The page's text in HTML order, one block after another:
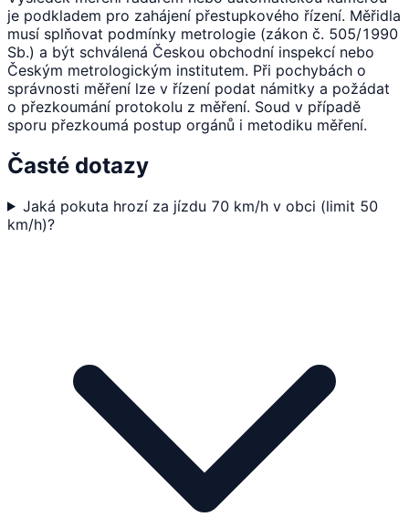
je podkladem pro zahájení přestupkového řízení. Měřidla
musí splňovat podmínky metrologie (zákon č. 505/1990
Sb.) a být schválená Českou obchodní inspekcí nebo
Českým metrologickým institutem. Při pochybách o
správnosti měření lze v řízení podat námitky a požádat
o přezkoumání protokolu z měření. Soud v případě
sporu přezkoumá postup orgánů i metodiku měření.
Časté dotazy
Jaká pokuta hrozí za jízdu 70 km/h v obci (limit 50
km/h)?